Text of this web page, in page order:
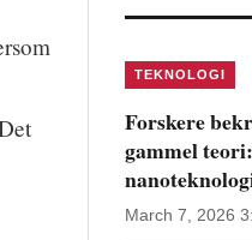
TEKNOLOGI
Forskere
gammel
March 7, 2026